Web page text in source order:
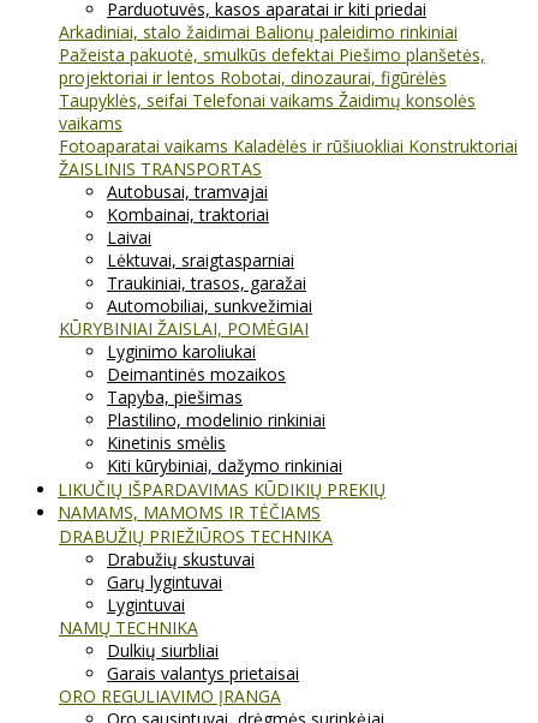
Parduotuvės, kasos aparatai ir kiti priedai
Arkadiniai, stalo žaidimai Balionų paleidimo rinkiniai
Pažeista pakuotė, smulkūs defektai Piešimo planšetės,
projektoriai ir lentos Robotai, dinozaurai, figūrėlės
Taupyklės, seifai Telefonai vaikams Žaidimų konsolės
vaikams
Fotoaparatai vaikams Kaladėlės ir rūšiuokliai Konstruktoriai
ŽAISLINIS TRANSPORTAS
Autobusai, tramvajai
Kombainai, traktoriai
Laivai
Lėktuvai, sraigtasparniai
Traukiniai, trasos, garažai
Automobiliai, sunkvežimiai
KŪRYBINIAI ŽAISLAI, POMĖGIAI
Lyginimo karoliukai
Deimantinės mozaikos
Tapyba, piešimas
Plastilino, modelinio rinkiniai
Kinetinis smėlis
Kiti kūrybiniai, dažymo rinkiniai
LIKUČIŲ IŠPARDAVIMAS KŪDIKIŲ PREKIŲ
NAMAMS, MAMOMS IR TĖČIAMS
DRABUŽIŲ PRIEŽIŪROS TECHNIKA
Drabužių skustuvai
Garų lygintuvai
Lygintuvai
NAMŲ TECHNIKA
Dulkių siurbliai
Garais valantys prietaisai
ORO REGULIAVIMO ĮRANGA
Oro sausintuvai, drėgmės surinkėjai